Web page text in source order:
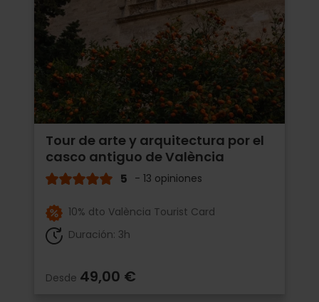
Tour de arte y arquitectura por el
casco antiguo de València
5 - 13 opiniones
10% dto València Tourist Card
Duración: 3h
Desde 49,00 €